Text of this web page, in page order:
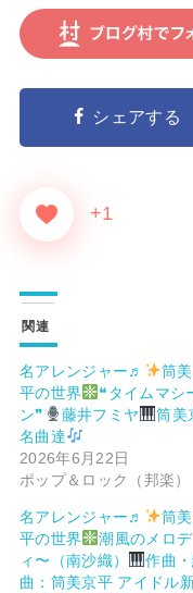
シェアする
+1
関連
名アレンジャー♬
筒
平の世界
❝タイムマシ
ン❞
藤井フミヤ
筒美
名曲達
2026年6月22日
ポップ＆ロック（邦楽）
名アレンジャー♬
筒
平の世界
潮風のメロデ
ィ〜（南沙織）
作曲
曲：筒美京平 アイドル